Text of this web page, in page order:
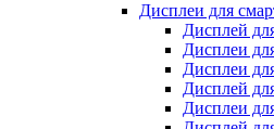
Дисплеи для
Дисплей
Дисплеи
Дисплеи
Дисплей
Дисплеи